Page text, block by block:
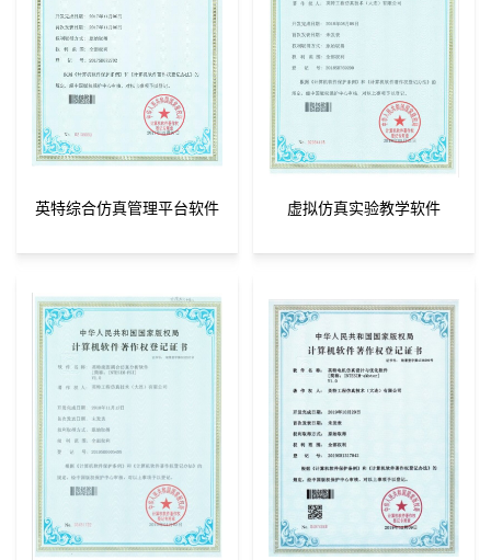
英特综合仿真管理平台软件 虚拟仿真实验教学软件